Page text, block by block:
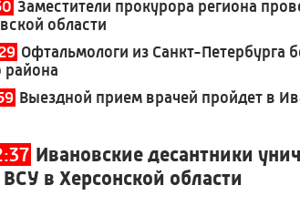
Заместители прокурора региона
области
Офтальмологи из Санкт-Петербурга
района
Выездной прием врачей пройдет в
Ивановские десантники
в Херсонской области